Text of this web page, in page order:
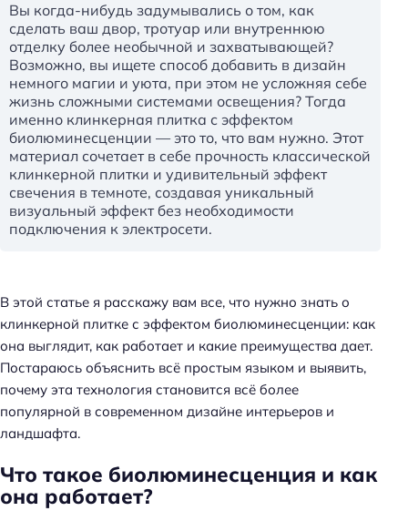
Вы когда-нибудь задумывались о том, как
сделать ваш двор, тротуар или внутреннюю
отделку более необычной и захватывающей?
Возможно, вы ищете способ добавить в дизайн
немного магии и уюта, при этом не усложняя себе
жизнь сложными системами освещения? Тогда
именно клинкерная плитка с эффектом
биолюминесценции — это то, что вам нужно. Этот
материал сочетает в себе прочность классической
клинкерной плитки и удивительный эффект
свечения в темноте, создавая уникальный
визуальный эффект без необходимости
подключения к электросети.
В этой статье я расскажу вам все, что нужно знать о
клинкерной плитке с эффектом биолюминесценции: как
она выглядит, как работает и какие преимущества дает.
Постараюсь объяснить всё простым языком и выявить,
почему эта технология становится всё более
популярной в современном дизайне интерьеров и
ландшафта.
Что такое биолюминесценция и как
она работает?